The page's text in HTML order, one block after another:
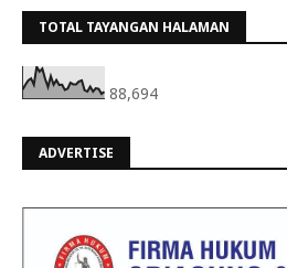
TOTAL TAYANGAN HALAMAN
88,694
ADVERTISE